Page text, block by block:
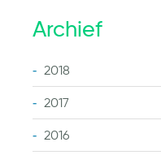
Archief
2018
2017
2016